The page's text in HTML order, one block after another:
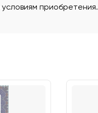
приобретения.